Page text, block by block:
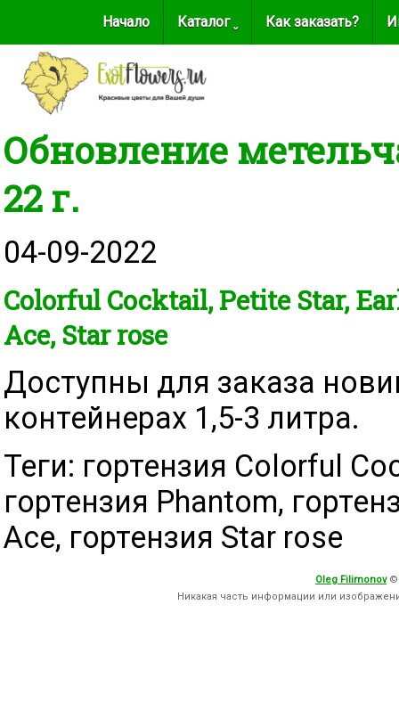
Начало Каталог ˬ Как заказать?
Обновление
22 г.
04-09-2022
Colorful Cocktail, Petite Star,
Ace, Star rose
Доступны для заказа
контейнерах 1,5-3 литра.
Теги: гортензия Colorful
гортензия Phantom,
Ace, гортензия Star rose
Oleg Filimonov ©
Никакая часть информации или